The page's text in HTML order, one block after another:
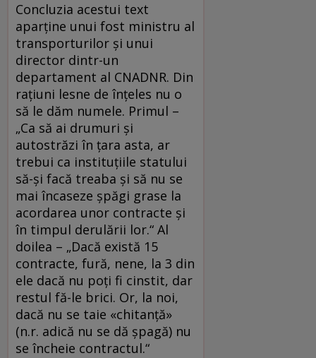
Concluzia acestui text
aparţine unui fost ministru al
transporturilor şi unui
director dintr-un
departament al CNADNR. Din
raţiuni lesne de înţeles nu o
să le dăm numele. Primul –
„Ca să ai drumuri şi
autostrăzi în ţara asta, ar
trebui ca instituţiile statului
să-şi facă treaba şi să nu se
mai încaseze şpăgi grase la
acordarea unor contracte şi
în timpul derulării lor.“ Al
doilea – „Dacă există 15
contracte, fură, nene, la 3 din
ele dacă nu poţi fi cinstit, dar
restul fă-le brici. Or, la noi,
dacă nu se taie «chitanţă»
(n.r. adică nu se dă şpagă) nu
se încheie contractul.“